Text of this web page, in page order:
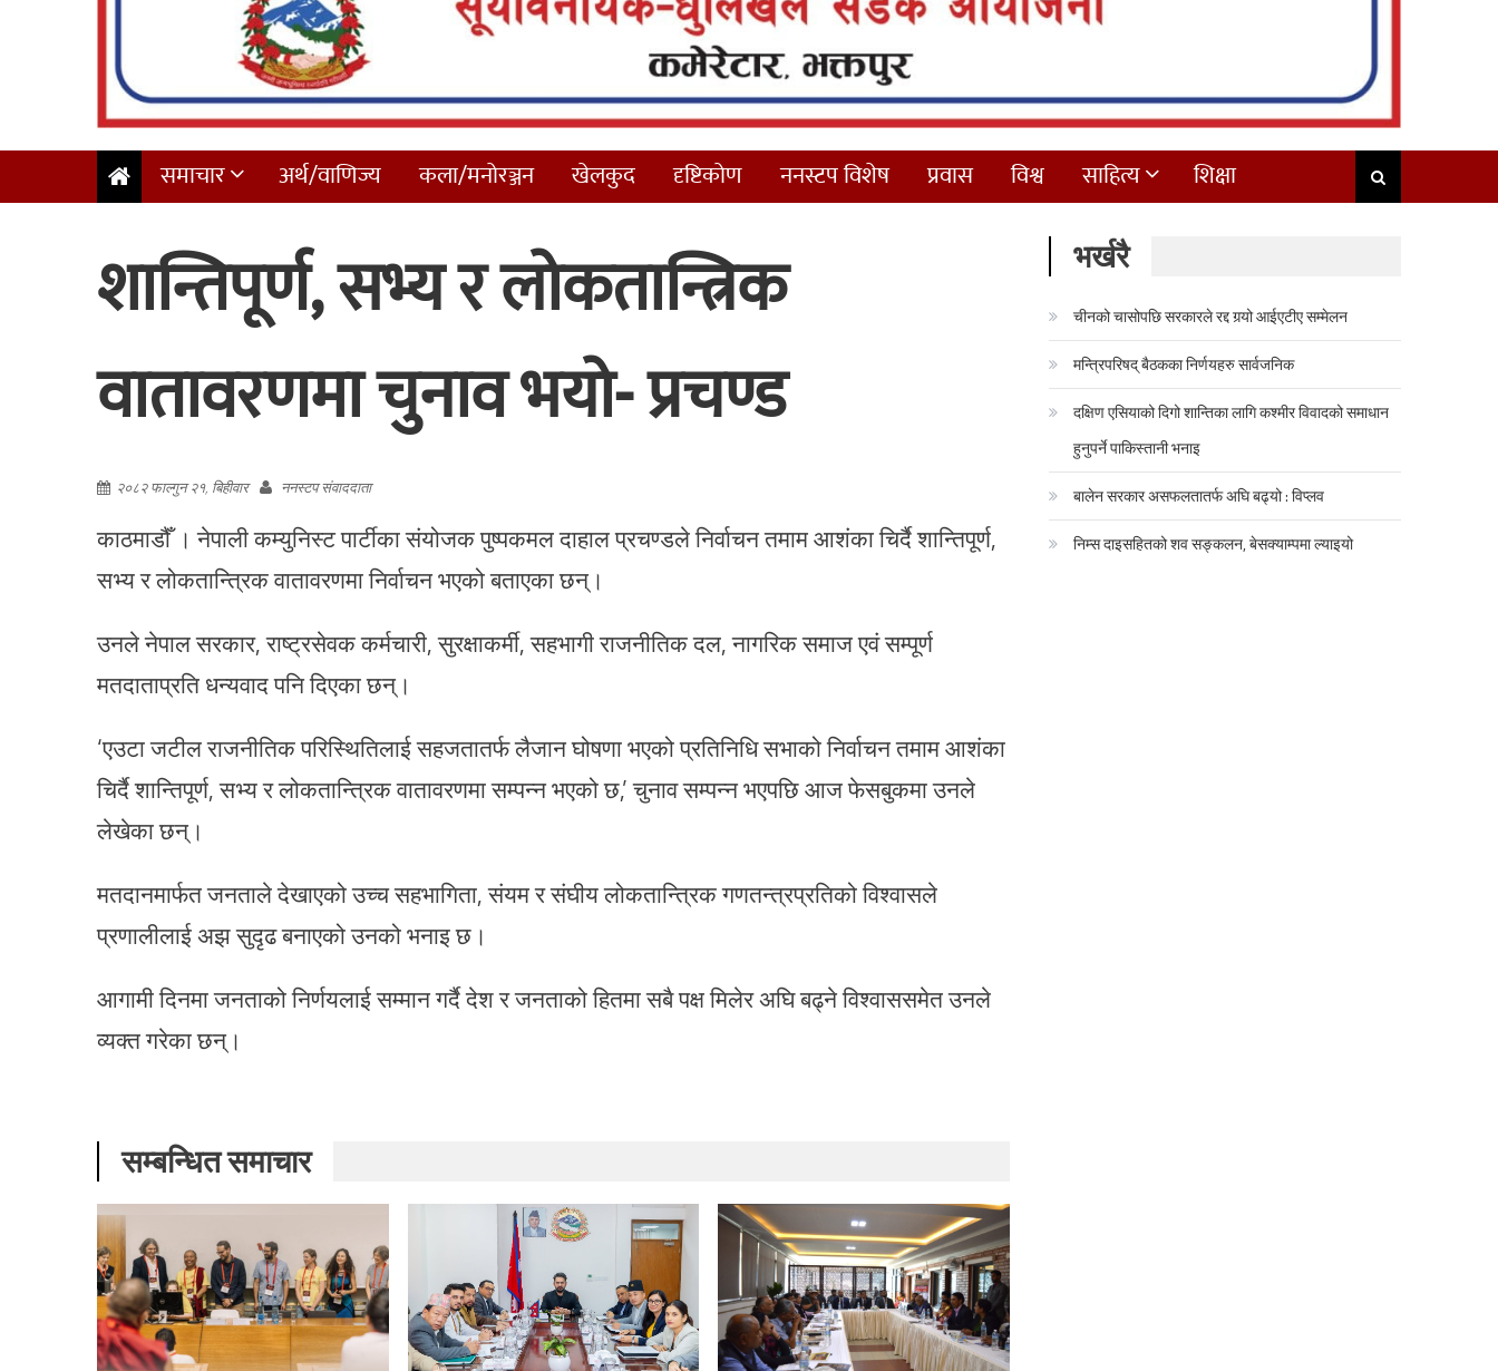
समाचार अर्थ/वाणिज्य कला/मनोरञ्जन खेलकुद दृष्टिकोण ननस्टप विशेष प्रवास विश्व साहित्य शिक्षा
शान्तिपूर्ण, सभ्य र लोकतान्त्रिक
वातावरणमा चुनाव भयो- प्रचण्ड
२०८२ फाल्गुन २१, बिहीवार ननस्टप संवाददाता
काठमाडौँ । नेपाली कम्युनिस्ट पार्टीका संयोजक पुष्पकमल दाहाल प्रचण्डले निर्वाचन तमाम आशंका चिर्दै शान्तिपूर्ण,
सभ्य र लोकतान्त्रिक वातावरणमा निर्वाचन भएको बताएका छन्।
उनले नेपाल सरकार, राष्ट्रसेवक कर्मचारी, सुरक्षाकर्मी, सहभागी राजनीतिक दल, नागरिक समाज एवं सम्पूर्ण
मतदाताप्रति धन्यवाद पनि दिएका छन्।
‘एउटा जटील राजनीतिक परिस्थितिलाई सहजतातर्फ लैजान घोषणा भएको प्रतिनिधि सभाको निर्वाचन तमाम आशंका
चिर्दै शान्तिपूर्ण, सभ्य र लोकतान्त्रिक वातावरणमा सम्पन्न भएको छ,’ चुनाव सम्पन्न भएपछि आज फेसबुकमा उनले
लेखेका छन्।
मतदानमार्फत जनताले देखाएको उच्च सहभागिता, संयम र संघीय लोकतान्त्रिक गणतन्त्रप्रतिको विश्वासले
प्रणालीलाई अझ सुदृढ बनाएको उनको भनाइ छ।
आगामी दिनमा जनताको निर्णयलाई सम्मान गर्दै देश र जनताको हितमा सबै पक्ष मिलेर अघि बढ्ने विश्वाससमेत उनले
व्यक्त गरेका छन्।
सम्बन्धित समाचार
भर्खरै
चीनको चासोपछि सरकारले रद्द गर्‍यो आईएटीए सम्मेलन
मन्त्रिपरिषद् बैठकका निर्णयहरु सार्वजनिक
दक्षिण एसियाको दिगो शान्तिका लागि कश्मीर विवादको समाधान
हुनुपर्ने पाकिस्तानी भनाइ
बालेन सरकार असफलतातर्फ अघि बढ्यो : विप्लव
निम्स दाइसहितको शव सङ्कलन, बेसक्याम्पमा ल्याइयो